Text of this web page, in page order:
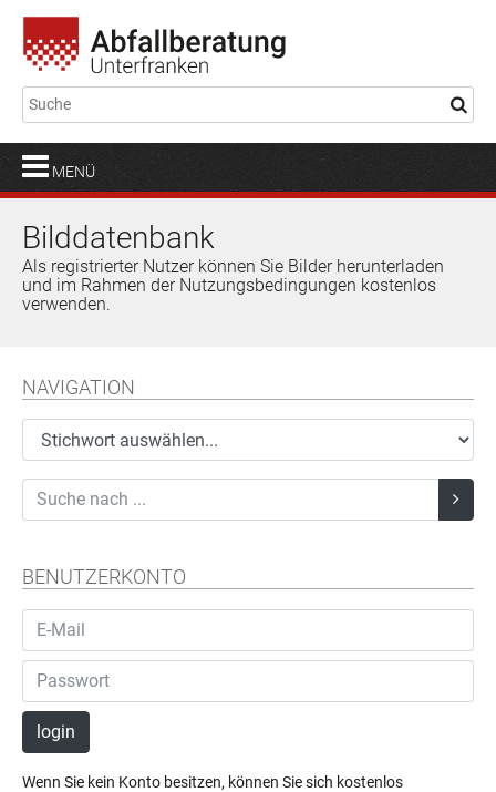
MENÜ
Bilddatenbank
Als registrierter Nutzer können Sie Bilder herunterladen
und im Rahmen der Nutzungsbedingungen kostenlos
verwenden.
NAVIGATION
BENUTZERKONTO
login
Wenn Sie kein Konto besitzen, können Sie sich kostenlos